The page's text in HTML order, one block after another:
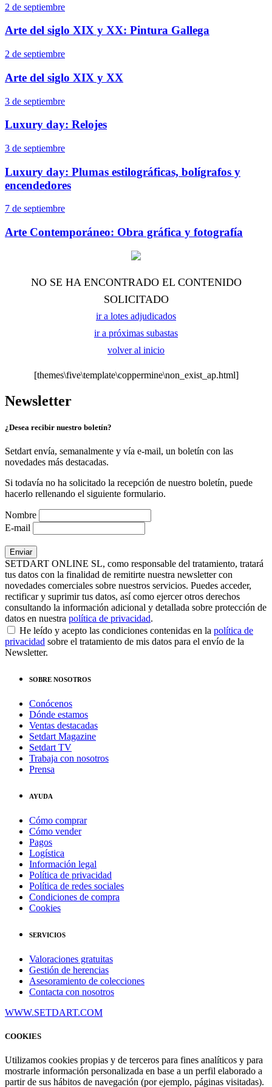
2 de septiembre
Arte del siglo XIX y XX: Pintura Gallega
2 de septiembre
Arte del siglo XIX y XX
3 de septiembre
Luxury day: Relojes
3 de septiembre
Luxury day: Plumas estilográficas, bolígrafos y
encendedores
7 de septiembre
Arte Contemporáneo: Obra gráfica y fotografía
NO SE HA ENCONTRADO EL CONTENIDO
SOLICITADO
ir a lotes adjudicados
ir a próximas subastas
volver al inicio
[themes\five\template\coppermine\non_exist_ap.html]
Newsletter
¿Desea recibir nuestro boletín?
Setdart envía, semanalmente y vía e-mail, un boletín con las
novedades más destacadas.
Si todavía no ha solicitado la recepción de nuestro boletín, puede
hacerlo rellenando el siguiente formulario.
Nombre
E-mail
SETDART ONLINE SL, como responsable del tratamiento, tratará
tus datos con la finalidad de remitirte nuestra newsletter con
novedades comerciales sobre nuestros servicios. Puedes acceder,
rectificar y suprimir tus datos, así como ejercer otros derechos
consultando la información adicional y detallada sobre protección de
datos en nuestra política de privacidad.
He leído y acepto las condiciones contenidas en la política de
privacidad sobre el tratamiento de mis datos para el envío de la
Newsletter.
SOBRE NOSOTROS
Conócenos
Dónde estamos
Ventas destacadas
Setdart Magazine
Setdart TV
Trabaja con nosotros
Prensa
AYUDA
Cómo comprar
Cómo vender
Pagos
Logística
Información legal
Política de privacidad
Política de redes sociales
Condiciones de compra
Cookies
SERVICIOS
Valoraciones gratuitas
Gestión de herencias
Asesoramiento de colecciones
Contacta con nosotros
WWW.SETDART.COM
COOKIES
Utilizamos cookies propias y de terceros para fines analíticos y para
mostrarle información personalizada en base a un perfil elaborado a
partir de sus hábitos de navegación (por ejemplo, páginas visitadas).